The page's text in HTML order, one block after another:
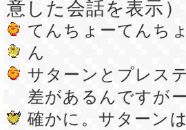
意した会話を表示）
てんちょーてんち
ん
サターンとプレス
差があるんですが
確かに。サターン